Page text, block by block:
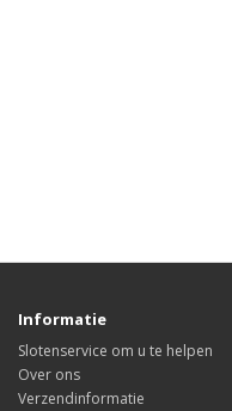
Informatie
Slotenservice om u te helpen
Over ons
Verzendinformatie